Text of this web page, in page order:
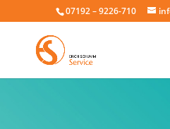
07192 – 9226-710